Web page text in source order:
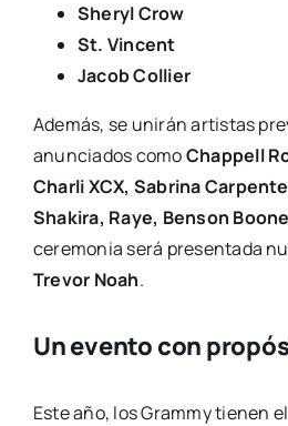
Sheryl Crow
St. Vincent
Jacob Collier
Además, se unirán artistas
anunciados comoChappell
Charli XCX, Sabrina
Shakira, Raye, Benson
ceremonia será presentada
Trevor Noah.
Un evento con
Este año, los Grammy tienen